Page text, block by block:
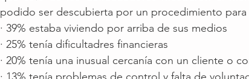
podido ser descubierta por un procedimiento
· 39% estaba viviendo por arriba de sus medios
· 25% tenía dificultadres financieras
· 20% tenía una inusual cercanía con un cliente o